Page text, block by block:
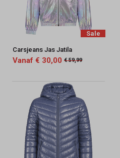
Sale
Carsjeans Jas Jatila
Vanaf € 30,00 € 59,99